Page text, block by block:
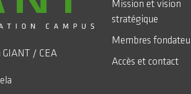
/ CEA
Mission et vision
stratégique
Membres
Accès et contact